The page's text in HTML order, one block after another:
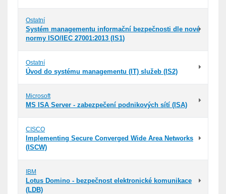
Ostatní
Systém managementu informační bezpečnosti dle nové
normy ISO/IEC 27001:2013 (IS1)
Ostatní
Úvod do systému managementu (IT) služeb (IS2)
Microsoft
MS ISA Server - zabezpečení podnikových sítí (ISA)
CISCO
Implementing Secure Converged Wide Area Networks
(ISCW)
IBM
Lotus Domino - bezpečnost elektronické komunikace
(LDB)